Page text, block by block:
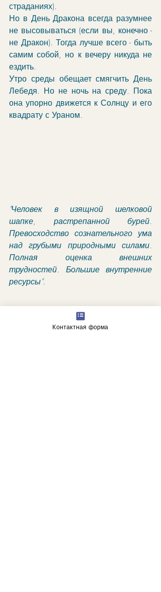
страданиях).
Но в День Дракона всегда разумнее
не высовываться (если вы, конечно -
не Дракон). Тогда лучше всего - быть
самим собой, но к вечеру никуда не
ездить.
Утро среды обещает смягчить День
Лебедя. Но не ночь на среду. Пока
она упорно движется к Солнцу и его
квадрату с Ураном.
"Человек в изящной шелковой
шапке, растрепанной бурей.
Превосходство сознательного ума
над грубыми природными силами.
Полная оценка внешних
трудностей. Большие внутренние
ресурсы".
астрологические прогнозы
Контактная форма